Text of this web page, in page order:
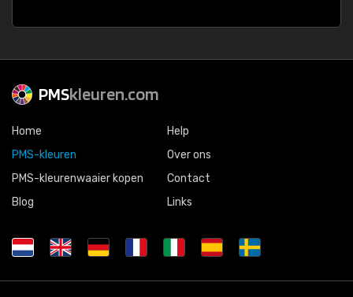
PMSkleuren.com
Home
PMS-kleuren
PMS-kleurenwaaier kopen
Blog
Help
Over ons
Contact
Links